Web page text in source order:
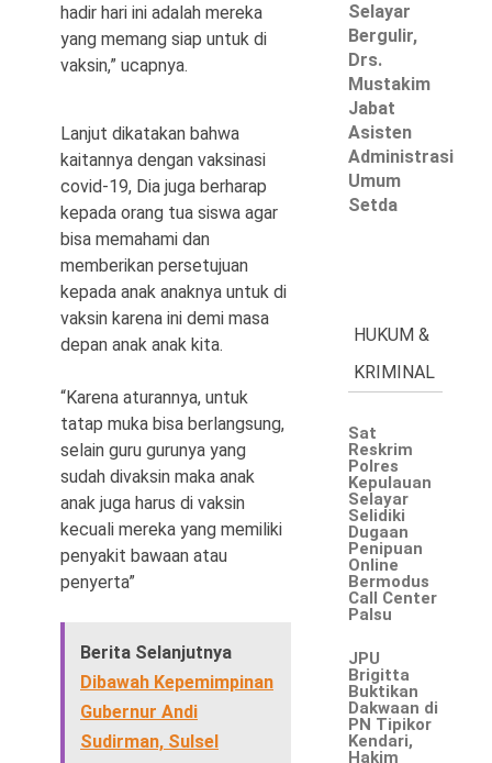
hadir hari ini adalah mereka
yang memang siap untuk di
vaksin,” ucapnya.
Lanjut dikatakan bahwa
kaitannya dengan vaksinasi
covid-19, Dia juga berharap
kepada orang tua siswa agar
bisa memahami dan
memberikan persetujuan
kepada anak anaknya untuk di
vaksin karena ini demi masa
depan anak anak kita.
“Karena aturannya, untuk
tatap muka bisa berlangsung,
selain guru gurunya yang
sudah divaksin maka anak
anak juga harus di vaksin
kecuali mereka yang memiliki
penyakit bawaan atau
penyerta”
Berita Selanjutnya
Dibawah Kepemimpinan
Gubernur Andi
Sudirman, Sulsel
Selayar
Bergulir,
Drs.
Mustakim
Jabat
Asisten
Administrasi
Umum
Setda
HUKUM &
KRIMINAL
Sat
Reskrim
Polres
Kepulauan
Selayar
Selidiki
Dugaan
Penipuan
Online
Bermodus
Call Center
Palsu
JPU
Brigitta
Buktikan
Dakwaan di
PN Tipikor
Kendari,
Hakim